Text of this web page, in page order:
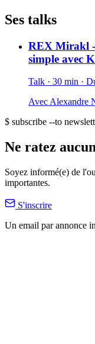
Ses talks
REX Mirakl -
simple avec
Talk · 30 min ·
AvecAlexandre
$ subscribe --to
Ne ratez
Soyez informé(e) de
importantes.
S'inscrire
Un email par annonce